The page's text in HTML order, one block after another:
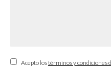
Acepto lostérminos y condiciones